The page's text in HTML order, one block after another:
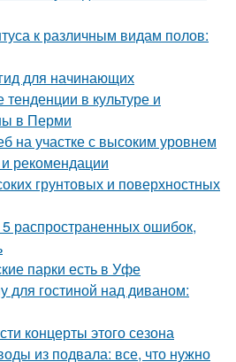
к различным видам полов:
для начинающих
в культуре и
в Перми
на участке с высоким уровнем
рекомендации
грунтовых и поверхностных
распространенных ошибок,
парки есть в Уфе
для гостиной над диваном:
концерты этого сезона
из подвала: все, что нужно